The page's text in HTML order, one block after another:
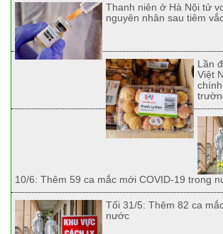
Thanh niên ở Hà Nội tử
nguyên nhân sau tiêm
Lần
Việt
10/6: Thêm 59 ca mắc mới COVID-19 trong
Tối 31/5: Thêm 82 ca
nước